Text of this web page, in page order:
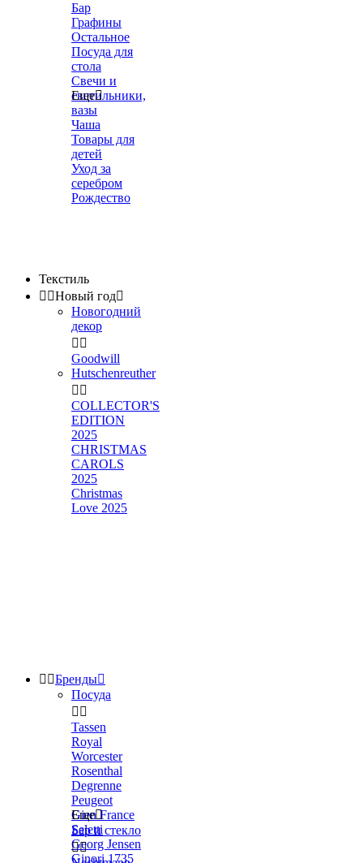
Бар
Графины
Остальное
Посуда для
стола
Свечи и
светильники,
вазы
Чаша
Товары для
детей
Уход за
серебром
Рождество
Еще
Текстиль
 Новый год
Новогодний
декор
 
Goodwill
Hutschenreuther
 
COLLECTOR'S
EDITION
2025
CHRISTMAS
CAROLS
2025
Christmas
Love 2025
 Бренды
Посуда
 
Tassen
Royal
Worcester
Rosenthal
Degrenne
Peugeot
Gien France
Seletti
Georg Jensen
Ginori 1735
Еще
Бар и стекло
